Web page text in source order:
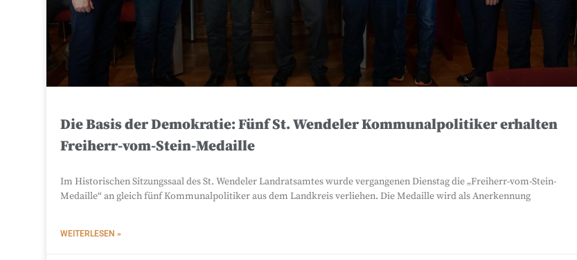
Die Basis der Demokratie: Fünf St. Wendeler Kommunalpolitiker erhalten
Freiherr-vom-Stein-Medaille
Im Historischen Sitzungssaal des St. Wendeler Landratsamtes wurde vergangenen Dienstag die „Freiherr-vom-Stein-
Medaille“ an gleich fünf Kommunalpolitiker aus dem Landkreis verliehen. Die Medaille wird als Anerkennung
WEITERLESEN »